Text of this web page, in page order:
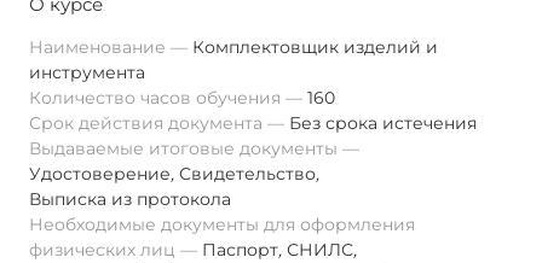
Наименование
Комплектовщик изделий и
инструмента
Количество часов обучения
160
Срок действия документа
Без срока истечения
Выдаваемые итоговые документы
Удостоверение, Свидетельство,
Выписка из протокола
Необходимые документы для оформления
физических лиц
Паспорт, СНИЛС,